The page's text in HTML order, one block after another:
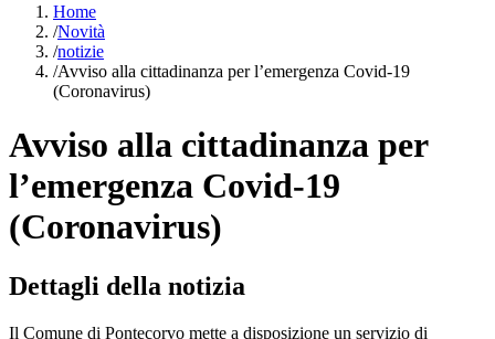
Home
/Novità
/notizie
/Avviso alla cittadinanza per l’emergenza Covid-19
(Coronavirus)
Avviso alla cittadinanza per
l’emergenza Covid-19
(Coronavirus)
Dettagli della notizia
Il Comune di Pontecorvo mette a disposizione un servizio di